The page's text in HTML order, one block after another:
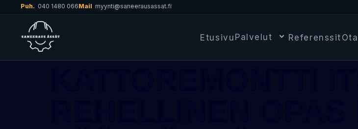
Puh. 040 1480 066Mail myynti@saneerausassat.fi
Etusivu Palvelut Referenssit